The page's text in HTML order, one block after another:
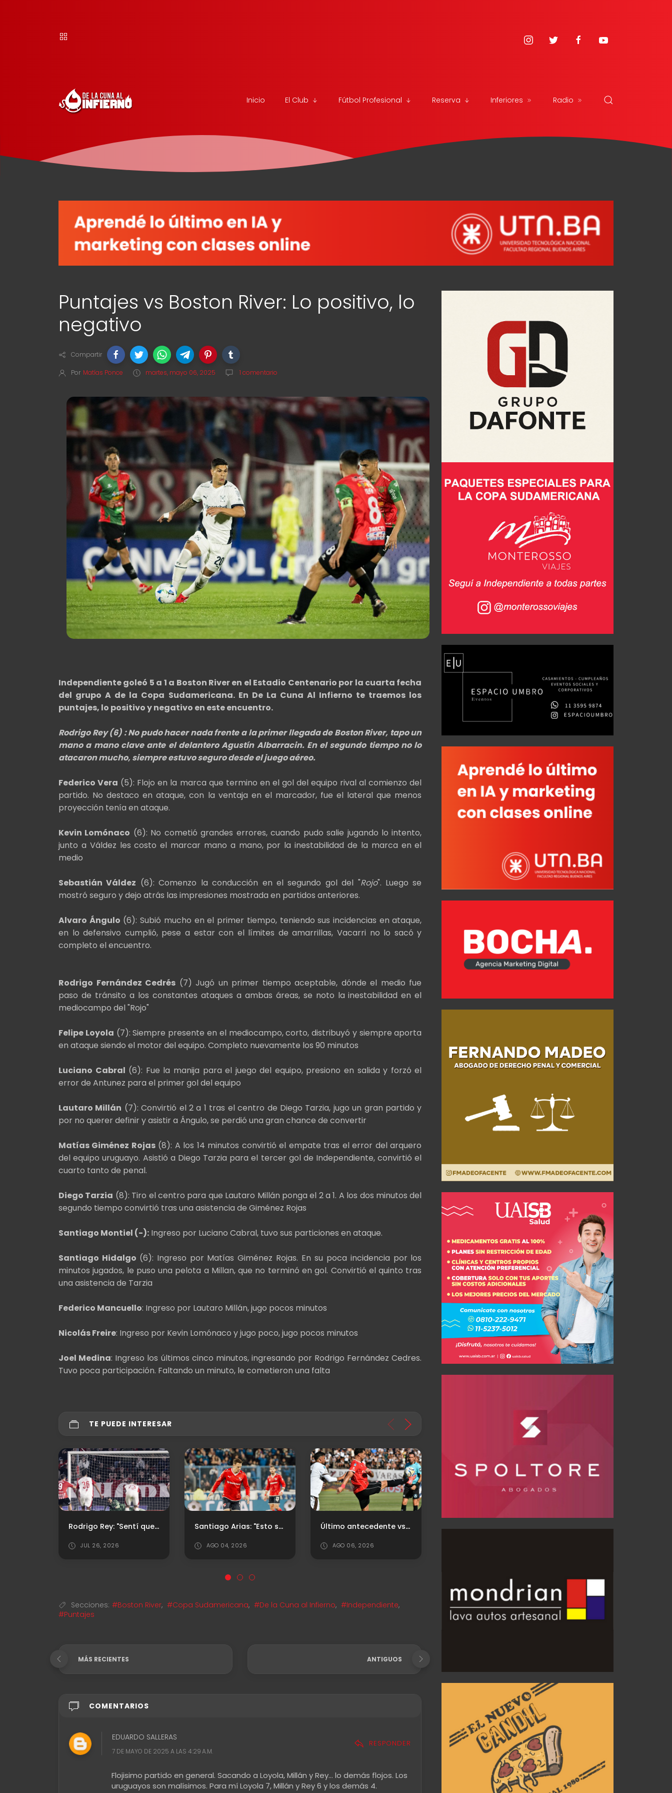
Inicio El Club Fútbol Profesional Reserva Inferiores Radio
Puntajes vs Boston River: Lo positivo, lo
negativo
Compartir
Por Matías Ponce martes, mayo 06, 2025 1 comentario
Independiente goleó 5 a 1 a Boston River en el Estadio Centenario por la cuarta fecha
del grupo A de la Copa Sudamericana. En De La Cuna Al Infierno te traemos los
puntajes, lo positivo y negativo en este encuentro.
Rodrigo Rey(6) : No pudo hacer nada frente a la primer llegada de Boston River, tapo un
mano a mano clave ante el delantero Agustín Albarracin. En el segundo tiempo no lo
atacaron mucho, siempre estuvo seguro desde el juego aéreo.
Federico Vera (5): Flojo en la marca que termino en el gol del equipo rival al comienzo del
partido. No destaco en ataque, con la ventaja en el marcador, fue el lateral que menos
proyección tenía en ataque.
Kevin Lomónaco (6): No cometió grandes errores, cuando pudo salie jugando lo intento,
junto a Váldez les costo el marcar mano a mano, por la inestabilidad de la marca en el
medio
Sebastián Váldez (6): Comenzo la conducción en el segundo gol del "Rojo". Luego se
mostró seguro y dejo atrás las impresiones mostrada en partidos anteriores.
Alvaro Ángulo (6): Subió mucho en el primer tiempo, teniendo sus incidencias en ataque,
en lo defensivo cumplió, pese a estar con el límites de amarrillas, Vacarri no lo sacó y
completo el encuentro.
Rodrigo Fernández Cedrés (7) Jugó un primer tiempo aceptable, dónde el medio fue
paso de tránsito a los constantes ataques a ambas áreas, se noto la inestabilidad en el
mediocampo del "Rojo"
Felipe Loyola (7): Siempre presente en el mediocampo, corto, distribuyó y siempre aporta
en ataque siendo el motor del equipo. Completo nuevamente los 90 minutos
Luciano Cabral (6): Fue la manija para el juego del equipo, presiono en salida y forzó el
error de Antunez para el primer gol del equipo
Lautaro Millán (7): Convirtió el 2 a 1 tras el centro de Diego Tarzia, jugo un gran partido y
por no querer definir y asistir a Ángulo, se perdió una gran chance de convertir
Matías Giménez Rojas (8): A los 14 minutos convirtió el empate tras el error del arquero
del equipo uruguayo. Asistió a Diego Tarzia para el tercer gol de Independiente, convirtió el
cuarto tanto de penal.
Diego Tarzia (8): Tiro el centro para que Lautaro Millán ponga el 2 a 1. A los dos minutos del
segundo tiempo convirtió tras una asistencia de Giménez Rojas
Santiago Montiel (-): Ingreso por Luciano Cabral, tuvo sus particiones en ataque.
Santiago Hidalgo (6): Ingreso por Matías Giménez Rojas. En su poca incidencia por los
minutos jugados, le puso una pelota a Millan, que no terminó en gol. Convirtió el quinto tras
una asistencia de Tarzia
Federico Mancuello: Ingreso por Lautaro Millán, jugo pocos minutos
Nicolás Freire: Ingreso por Kevin Lomónaco y jugo poco, jugo pocos minutos
Joel Medina: Ingreso los últimos cinco minutos, ingresando por Rodrigo Fernández Cedres.
Tuvo poca participación. Faltando un minuto, le cometieron una falta
TE PUEDE INTERESAR
Santiago Arias: "Esto se define en los detalles"
AGO 04, 2026
Último antecedente vs. Platense
AGO 06, 2026
Independiente y Estudiantes: la rivalidad que marcó una época
JUL 25, 2026
Secciones: #Boston River, #Copa Sudamericana, #De la Cuna al Infierno, #Independiente,
#Puntajes
MÁS RECIENTES ANTIGUOS
COMENTARIOS
EDUARDO SALLERAS
7 DE MAYO DE 2025 A LAS 4:29 A.M.
RESPONDER
Flojisimo partido en general. Sacando a Loyola, Millán y Rey... lo demás flojos. Los
uruguayos son malísimos. Para mí Loyola 7, Millán y Rey 6 y los demás 4.